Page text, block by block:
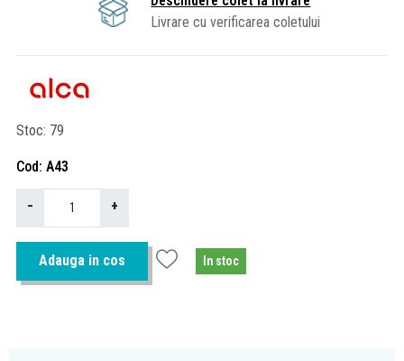
Livrare cu verificarea coletului
Stoc 79
Cod A43
− +
Adauga in cos In stoc